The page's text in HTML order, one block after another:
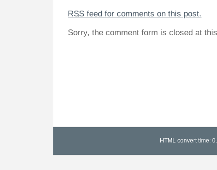
RSS feed for comments on this post.
Sorry, the comment form is closed at
HTML convert time: